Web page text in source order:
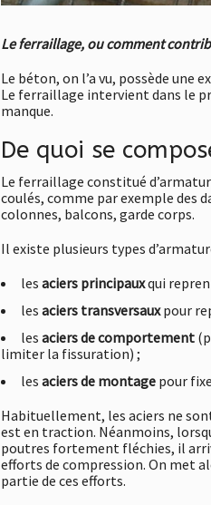
Le ferraillage, ou comment
Le béton, on l’a vu, possède une
Le ferraillage intervient dans le
manque.
De quoi se
Le ferraillage constitué
coulés, comme par exemple des
colonnes, balcons, garde corps.
Il existe plusieurs types
les aciers principauxqui
les aciers transversauxpour
les aciers de comportement
limiter la fissuration) ;
les aciers de montage pour
Habituellement, les aciers ne
est en traction. Néanmoins,
poutres fortement fléchies, il
efforts de compression. On met
partie de ces efforts.